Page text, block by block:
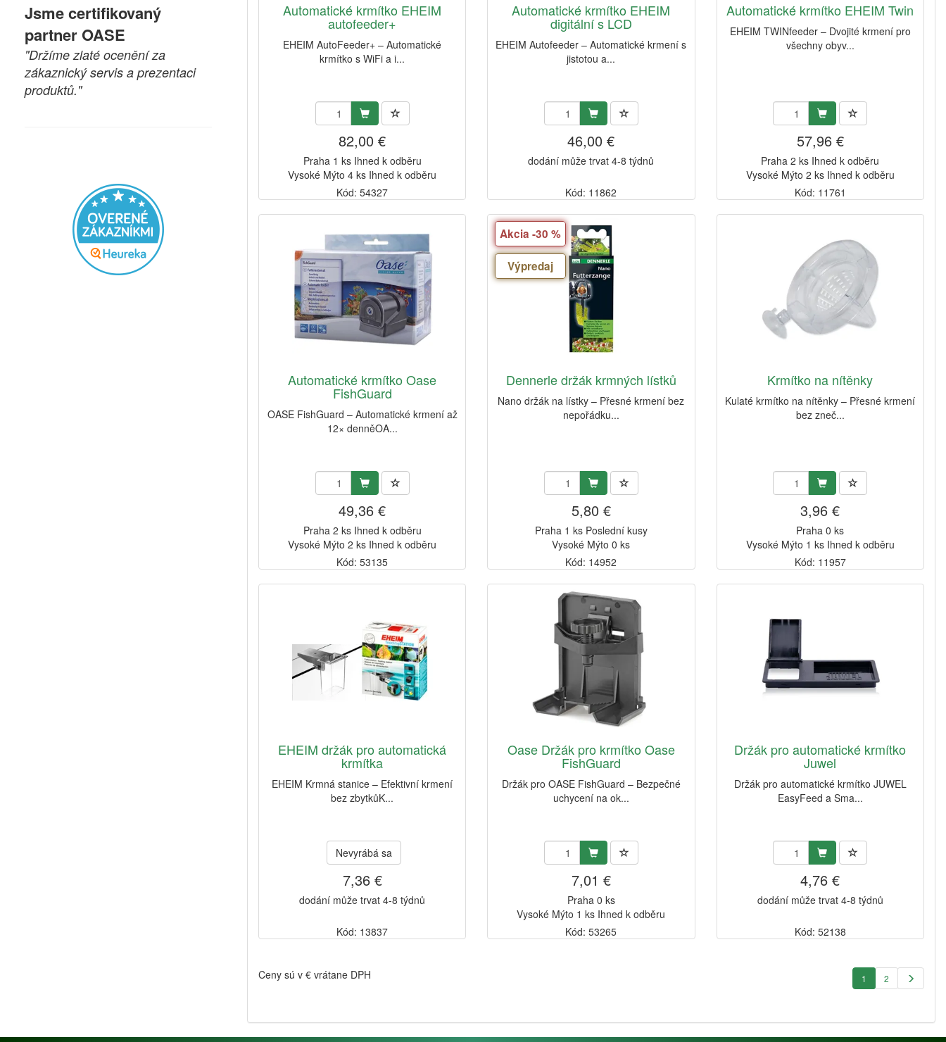
Jsme certifikovaný
partner OASE
"Držíme zlaté ocenění za
zákaznický servis a prezentaci
produktů."
Automatické krmítko EHEIM
autofeeder+
EHEIM AutoFeeder+ – Automatické
krmítko s WiFi a i...
82,00 €
Praha 1 ks Ihned k odběru
Vysoké Mýto 4 ks Ihned k odběru
Kód: 54327
Automatické krmítko EHEIM
digitální s LCD
EHEIM Autofeeder – Automatické krmení s
jistotou a...
46,00 €
dodání může trvat 4-8 týdnů
Kód: 11862
Automatické krmítko EHEIM Twin
EHEIM TWINfeeder – Dvojité krmení pro
všechny obyv...
57,96 €
Praha 2 ks Ihned k odběru
Vysoké Mýto 2 ks Ihned k odběru
Kód: 11761
Automatické krmítko Oase
FishGuard
OASE FishGuard – Automatické krmení až
12× denněOA...
49,36 €
Praha 2 ks Ihned k odběru
Vysoké Mýto 2 ks Ihned k odběru
Kód: 53135
Akcia -30 %
Výpredaj
Dennerle držák krmných lístků
Nano držák na lístky – Přesné krmení bez
nepořádku...
5,80 €
Praha 1 ks Poslední kusy
Vysoké Mýto 0 ks
Kód: 14952
Krmítko na nítěnky
Kulaté krmítko na nítěnky – Přesné krmení
bez zneč...
3,96 €
Praha 0 ks
Vysoké Mýto 1 ks Ihned k odběru
Kód: 11957
EHEIM držák pro automatická
krmítka
EHEIM Krmná stanice – Efektivní krmení
bez zbytkůK...
Nevyrábá sa
7,36 €
dodání může trvat 4-8 týdnů
Kód: 13837
Oase Držák pro krmítko Oase
FishGuard
Držák pro OASE FishGuard – Bezpečné
uchycení na ok...
7,01 €
Praha 0 ks
Vysoké Mýto 1 ks Ihned k odběru
Kód: 53265
Držák pro automatické krmítko
Juwel
Držák pro automatické krmítko JUWEL
EasyFeed a Sma...
4,76 €
dodání může trvat 4-8 týdnů
Kód: 52138
Ceny sú v € vrátane DPH 1 2